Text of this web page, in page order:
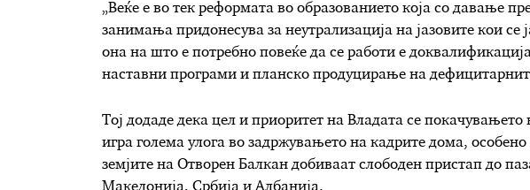
„Веќе е во тек реформата во образованието која со давање
занимања придонесува за неутрализација на јазовите кои се
она на што е потребно повеќе да се работи е
наставни програми и планско продуцирање на
Тој додаде дека цел и приоритет на Владата се
игра голема улога во задржувањето на кадрите дома, особено
земјите на Отворен Балкан добиваат слободен пристап до
Македонија, Србија и Албанија.